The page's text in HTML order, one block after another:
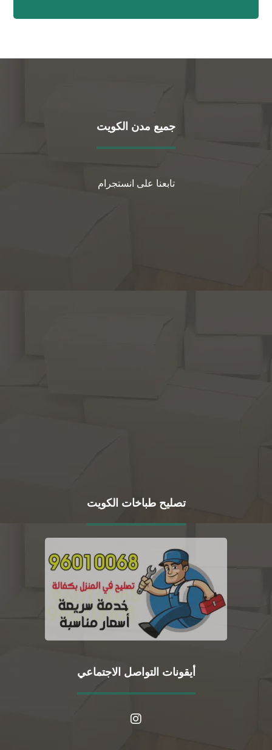
جميع مدن الكويت
تابعنا على انستجرام
تصليح طباخات الكويت
أيقونات التواصل الاجتماعي